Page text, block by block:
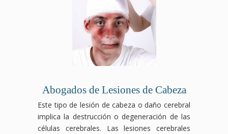
Abogados de Lesiones de Cabeza
Este tipo de lesión de cabeza o daño cerebral
implica la destrucción o degeneración de las
células cerebrales. Las lesiones cerebrales